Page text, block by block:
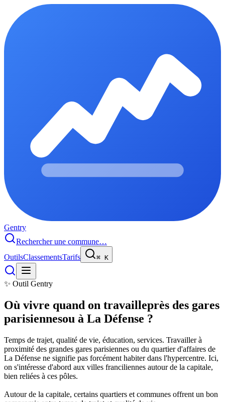
Gentry
Rechercher une commune…
OutilsClassementsTarifs ⌘ K
✨ Outil Gentry
Où vivre quand on travailleprès des gares
parisiennesou à La Défense ?
Temps de trajet, qualité de vie, éducation, services. Travailler à
proximité des grandes gares parisiennes ou du quartier d'affaires de
La Défense ne signifie pas forcément habiter dans l'hypercentre. Ici,
on s'intéresse d'abord aux villes franciliennes autour de la capitale,
bien reliées à ces pôles.
Autour de la capitale, certains quartiers et communes offrent un bon